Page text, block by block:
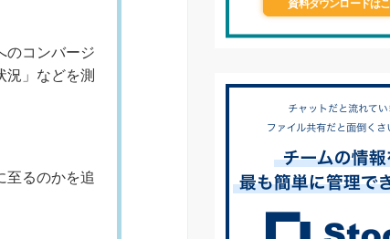
のコンバージ
況」などを測
至るのかを追